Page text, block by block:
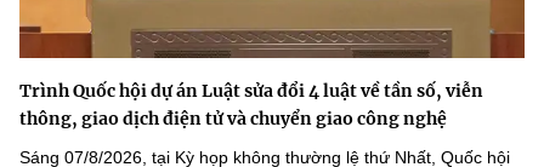
Trình Quốc hội dự án Luật sửa đổi 4 luật về tần số, viễn
thông, giao dịch điện tử và chuyển giao công nghệ
Sáng 07/8/2026, tại Kỳ họp không thường lệ thứ Nhất, Quốc hội